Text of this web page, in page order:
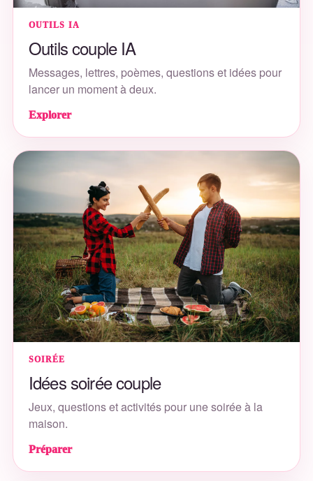
OUTILS IA
Outils couple IA
Messages, lettres, poèmes, questions et idées pour
lancer un moment à deux.
Explorer
SOIRÉE
Idées soirée couple
Jeux, questions et activités pour une soirée à la
maison.
Préparer